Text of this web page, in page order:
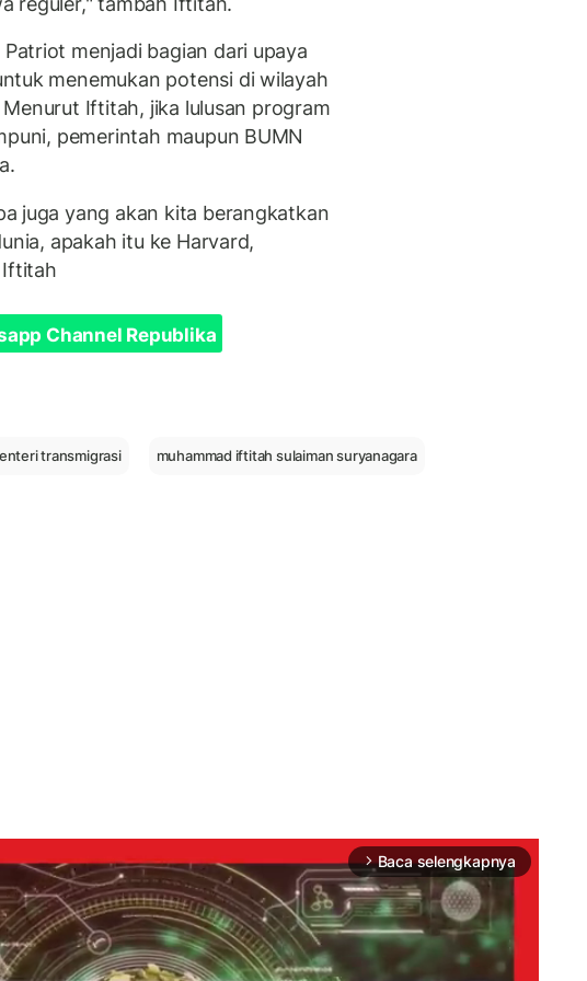
menjadi bagian dari upaya
menemukan potensi di wilayah
Iftitah, jika lulusan program
pemerintah maupun BUMN
juga yang akan kita berangkatkan
apakah itu ke Harvard,
Iftitah
Channel Republika
transmigrasi muhammad iftitah sulaiman suryanagara
arrow_forward_ios Baca selengkapnya